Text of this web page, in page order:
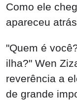
Como ele
apareceu
"Quem é
ilha?" Wen
reverência a
de grande